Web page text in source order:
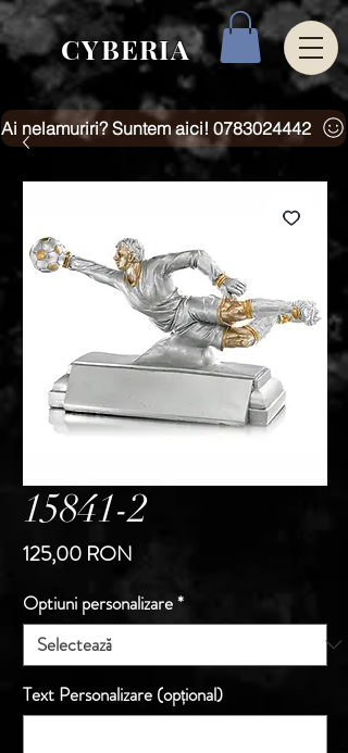
CYBERIA
Ai nelamuriri? Suntem aici! 0783024442
15841-2
125,00 RON
Optiuni personalizare*
Text Personalizare (opțional)